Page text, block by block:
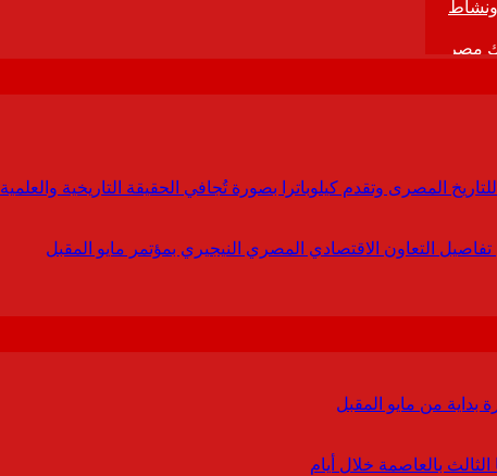
المصرى وتقدم كيلوباترا بصورة تُجافي الحقيقة التاريخية والعلمية
التعاون الاقتصادي المصري النيجيري بمؤتمر مايو المقبل